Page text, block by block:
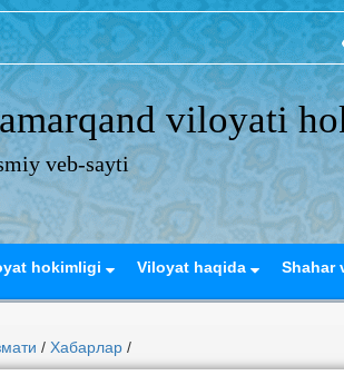
viloyati
veb-sayti
hokimligi Viloyat haqida Shahar
/ Хабарлар /